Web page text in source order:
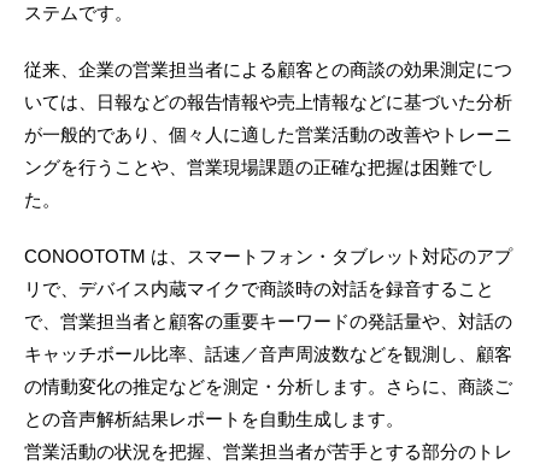
ステムです。
従来、企業の営業担当者による顧客との商談の効果測定につ
いては、日報などの報告情報や売上情報などに基づいた分析
が一般的であり、個々人に適した営業活動の改善やトレーニ
ングを行うことや、営業現場課題の正確な把握は困難でし
た。
CONOOTOTM は、スマートフォン・タブレット対応のアプ
リで、デバイス内蔵マイクで商談時の対話を録音すること
で、営業担当者と顧客の重要キーワードの発話量や、対話の
キャッチボール比率、話速／音声周波数などを観測し、顧客
の情動変化の推定などを測定・分析します。さらに、商談ご
との音声解析結果レポートを自動生成します。
営業活動の状況を把握、営業担当者が苦手とする部分のトレ